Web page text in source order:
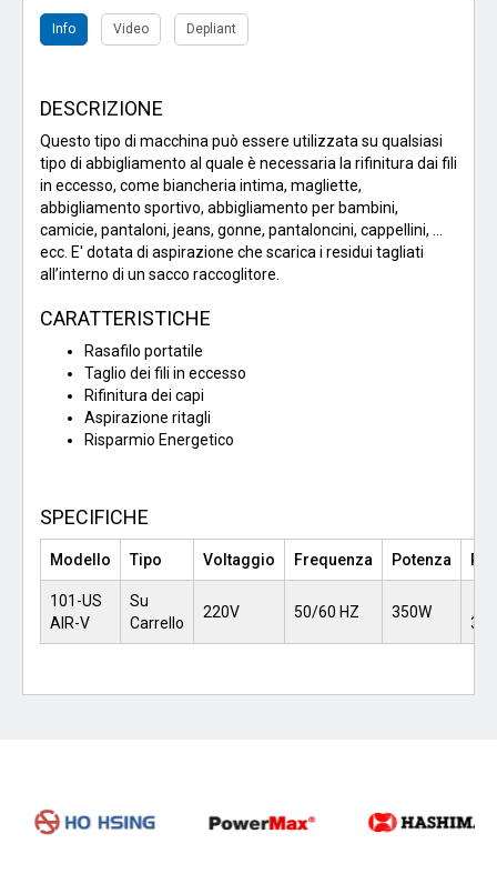
Info Video Depliant
DESCRIZIONE
Questo tipo di macchina può essere utilizzata su qualsiasi
tipo di abbigliamento al quale è necessaria la rifinitura dai fili
in eccesso, come biancheria intima, magliette,
abbigliamento sportivo, abbigliamento per bambini,
camicie, pantaloni, jeans, gonne, pantaloncini, cappellini, ...
ecc. E' dotata di aspirazione che scarica i residui tagliati
all’interno di un sacco raccoglitore.
CARATTERISTICHE
Rasafilo portatile
Taglio dei fili in eccesso
Rifinitura dei capi
Aspirazione ritagli
Risparmio Energetico
SPECIFICHE
Modello Tipo Voltaggio Frequenza Potenza
101-US
AIR-V
Su
Carrello
220V 50/60 HZ 350W